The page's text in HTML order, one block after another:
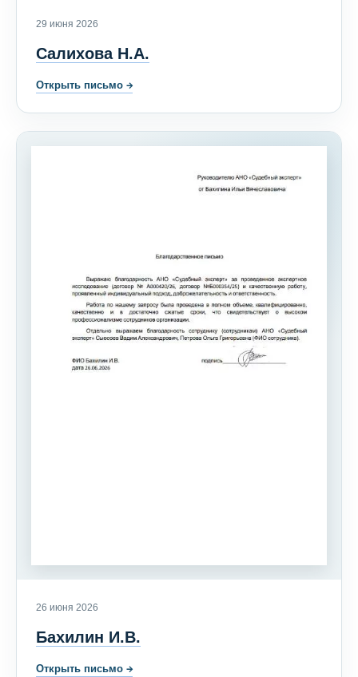
29 июня 2026
Салихова Н.А.
Открыть письмо →
26 июня 2026
Бахилин И.В.
Открыть письмо →